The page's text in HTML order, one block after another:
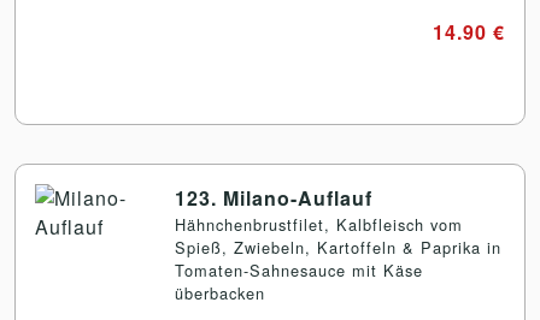
14.90 €
123. Milano-Auflauf
Hähnchenbrustfilet, Kalbfleisch vom
Spieß, Zwiebeln, Kartoffeln & Paprika in
Tomaten-Sahnesauce mit Käse
überbacken